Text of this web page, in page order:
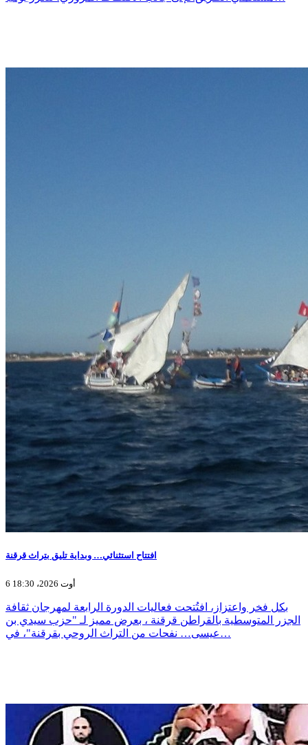
افتتاح استثنائي… وبداية تليق بتراث قرقنة
6 أوت 2026، 18:30
بكل فخر واعتزاز، افتُتحت فعاليات الدورة الرابعة لمهرجان ثقافة
الجزر المتوسطية بالقراطن قرقنة ، بعرض مميز لـ "حزب سيدي بن
عيسى… نفحات من التراث الروحي بقرقنة"، في…